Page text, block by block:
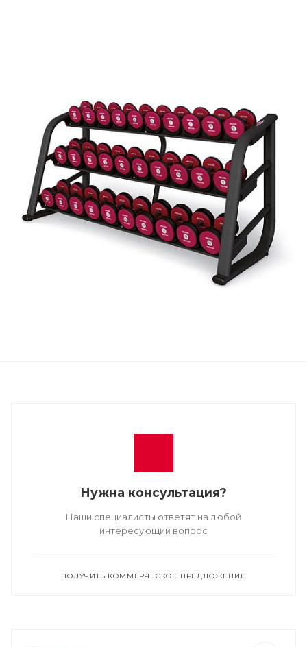
Нужна консультация?
Наши специалисты ответят на любой
интересующий вопрос
ПОЛУЧИТЬ КОММЕРЧЕСКОЕ ПРЕДЛОЖЕНИЕ